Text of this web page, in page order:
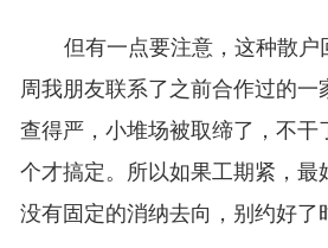
但有一点要注意，这种散户
周我朋友联系了之前合作过的一
查得严，小堆场被取缔了，不干
个才搞定。所以如果工期紧，最
没有固定的消纳去向，别约好了